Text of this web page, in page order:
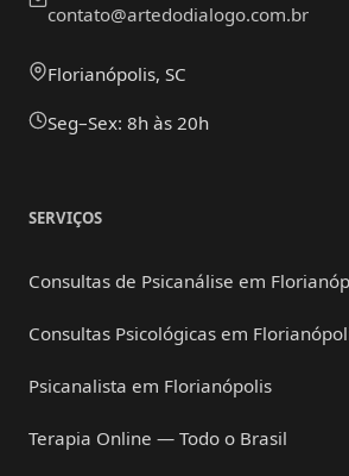
contato@artedodialogo.com.br
Florianópolis, SC
Seg–Sex: 8h às 20h
SERVIÇOS
Consultas de Psicanálise em
Consultas Psicológicas em
Psicanalista em Florianópolis
Terapia Online — Todo o Brasil